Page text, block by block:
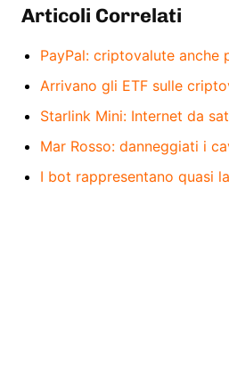
Articoli Correlati
PayPal: criptovalute anche
Arrivano gli ETF sulle
Starlink Mini: Internet da
Mar Rosso: danneggiati i
I bot rappresentano quasi